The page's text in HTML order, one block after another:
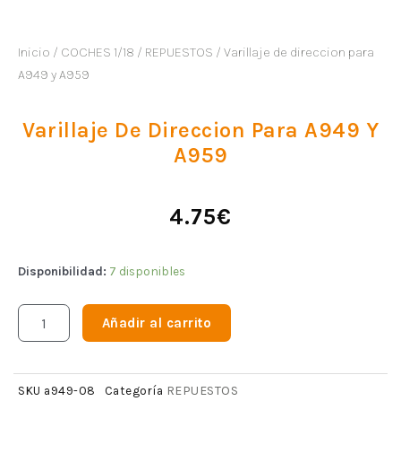
Inicio / COCHES 1/18 / REPUESTOS / Varillaje de direccion para
A949 y A959
Varillaje De Direccion Para A949 Y
A959
4.75€
Disponibilidad: 7 disponibles
Añadir al carrito
SKU a949-08 Categoría REPUESTOS